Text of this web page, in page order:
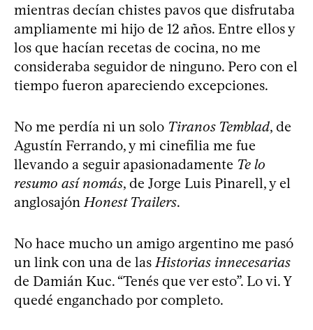
mientras decían chistes pavos que disfrutaba
ampliamente mi hijo de 12 años. Entre ellos y
los que hacían recetas de cocina, no me
consideraba seguidor de ninguno. Pero con el
tiempo fueron apareciendo excepciones.
No me perdía ni un solo Tiranos Temblad, de
Agustín Ferrando, y mi cinefilia me fue
llevando a seguir apasionadamente Te lo
resumo así nomás, de Jorge Luis Pinarell, y el
anglosajónHonest Trailers.
No hace mucho un amigo argentino me pasó
un link con una de lasHistorias innecesarias
de Damián Kuc. “Tenés que ver esto”. Lo vi. Y
quedé enganchado por completo.